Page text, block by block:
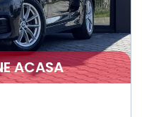
ACASA